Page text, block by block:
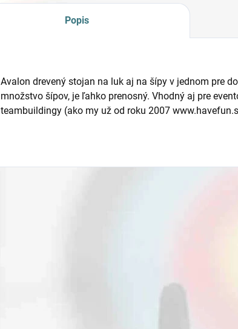
Popis
Avalon drevený stojan na luk aj na šípy v jednom pre
množstvo šípov, je ľahko prenosný. Vhodný aj pre
teambuildingy (ako my už od roku 2007